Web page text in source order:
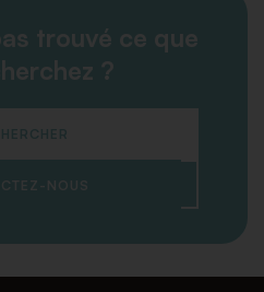
trouvé ce que
?
NOUS